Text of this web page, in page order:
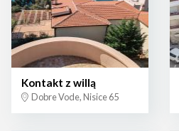
Kontakt z willą
Dobre Vode, Nisice 65